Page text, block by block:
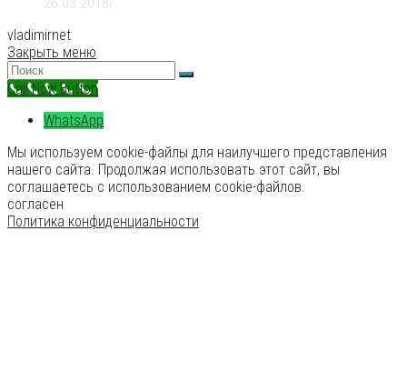
vladimirnet
Закрыть меню
Call Now Button
WhatsApp
Мы используем cookie-файлы для наилучшего представления
нашего сайта. Продолжая использовать этот сайт, вы
соглашаетесь с использованием cookie-файлов.
согласен
Политика конфиденциальности